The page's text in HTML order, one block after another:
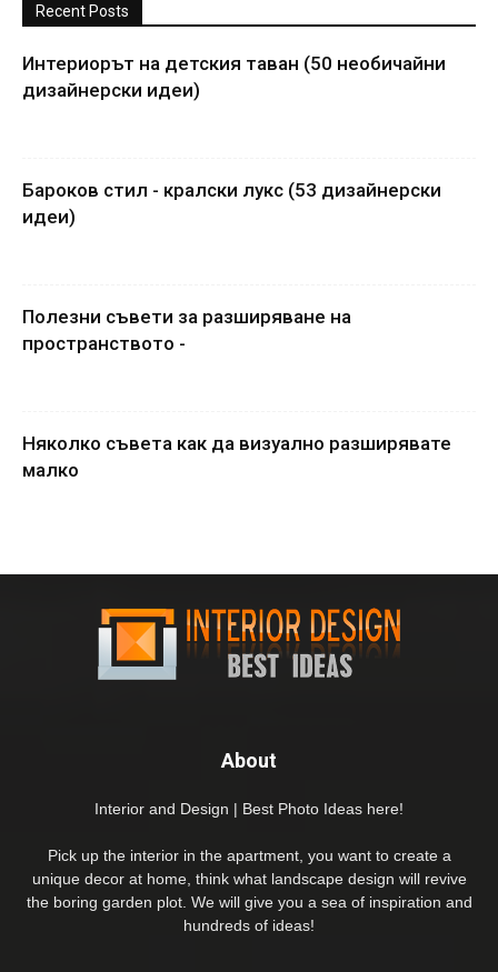
Recent Posts
Интериорът на детския таван (50 необичайни
дизайнерски идеи)
Бароков стил - кралски лукс (53 дизайнерски
идеи)
Полезни съвети за разширяване на
пространството -
Няколко съвета как да визуално разширявате
малко
About
Interior and Design | Best Photo Ideas here!
Pick up the interior in the apartment, you want to create a
unique decor at home, think what landscape design will revive
the boring garden plot. We will give you a sea of inspiration and
hundreds of ideas!